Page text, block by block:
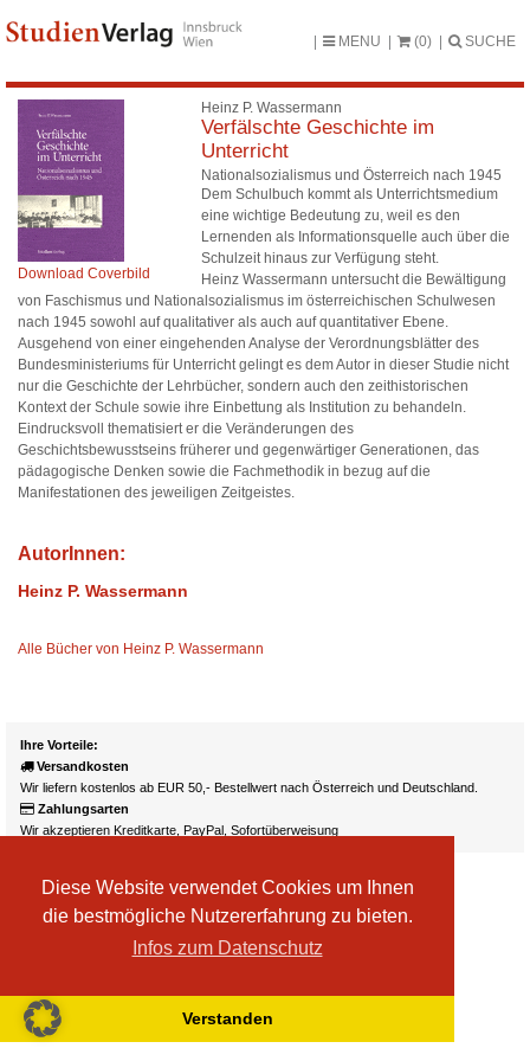
Diese Website verwendet Cookies um Ihnen
die bestmögliche Nutzererfahrung zu bieten.
Infos zum Datenschutz
Verstanden
MENU (0) SUCHE
Download Coverbild
Heinz P. Wassermann
Verfälschte Geschichte im
Unterricht
Nationalsozialismus und Österreich nach 1945
Dem Schulbuch kommt als Unterrichtsmedium
eine wichtige Bedeutung zu, weil es den
Lernenden als Informationsquelle auch über die
Schulzeit hinaus zur Verfügung steht.
Heinz Wassermann untersucht die Bewältigung
von Faschismus und Nationalsozialismus im österreichischen Schulwesen
nach 1945 sowohl auf qualitativer als auch auf quantitativer Ebene.
Ausgehend von einer eingehenden Analyse der Verordnungsblätter des
Bundesministeriums für Unterricht gelingt es dem Autor in dieser Studie nicht
nur die Geschichte der Lehrbücher, sondern auch den zeithistorischen
Kontext der Schule sowie ihre Einbettung als Institution zu behandeln.
Eindrucksvoll thematisiert er die Veränderungen des
Geschichtsbewusstseins früherer und gegenwärtiger Generationen, das
pädagogische Denken sowie die Fachmethodik in bezug auf die
Manifestationen des jeweiligen Zeitgeistes.
AutorInnen:
Heinz P. Wassermann
Alle Bücher von Heinz P. Wassermann
Ihre Vorteile:
Versandkosten
Wir liefern kostenlos ab EUR 50,- Bestellwert nach Österreich und Deutschland.
Zahlungsarten
Wir akzeptieren Kreditkarte, PayPal, Sofortüberweisung